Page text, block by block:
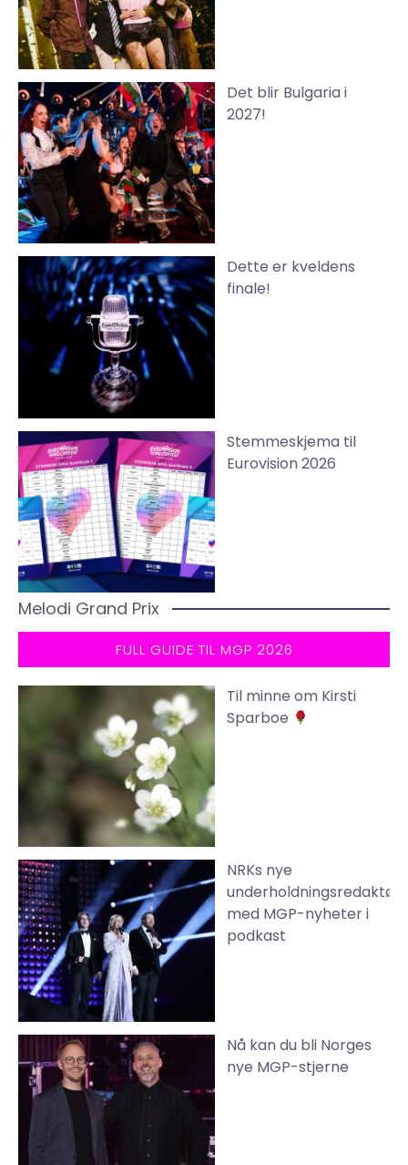
Det blir Bulgaria i
2027!
Dette er kveldens
finale!
Stemmeskjema til
Eurovision 2026
Melodi Grand Prix
FULL GUIDE TIL MGP 2026
Til minne om Kirsti
Sparboe
NRKs nye
underholdningsredaktør
med MGP-nyheter i
podkast
Nå kan du bli Norges
nye MGP-stjerne